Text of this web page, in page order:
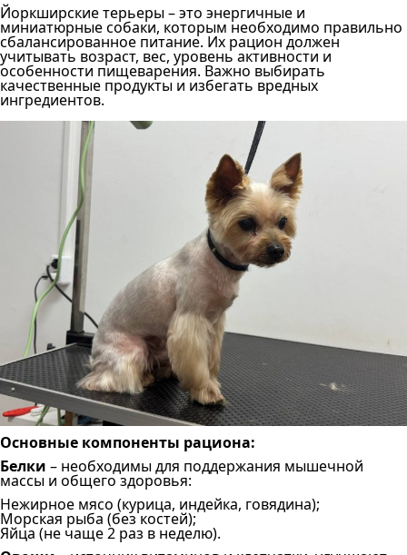
Йоркширские терьеры – это энергичные и
миниатюрные собаки, которым необходимо правильно
сбалансированное питание. Их рацион должен
учитывать возраст, вес, уровень активности и
особенности пищеварения. Важно выбирать
качественные продукты и избегать вредных
ингредиентов.
Основные компоненты рациона:
Белки – необходимы для поддержания мышечной
массы и общего здоровья:
Нежирное мясо (курица, индейка, говядина);
Морская рыба (без костей);
Яйца (не чаще 2 раз в неделю).